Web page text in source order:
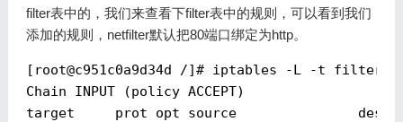
filter表中的，我们来查看下filter表中的规则，可以看到我们
添加的规则，netfilter默认把80端口绑定为http。
[ root@c951c0a9d34d /]# iptables -L -t filter
Chain INPUT (policy ACCEPT)
target     prot opt source